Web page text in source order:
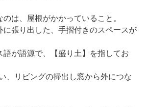
のは、屋根がかかっていること。
に張り出した、手摺付きのスペースが
語が語源で、【盛り土】を指してお
、リビングの掃出し窓から外につな